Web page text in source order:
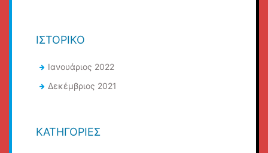
ΙΣΤΟΡΙΚΌ
Ιανουάριος 2022
Δεκέμβριος 2021
KΑΤΗΓΟΡΊΕΣ